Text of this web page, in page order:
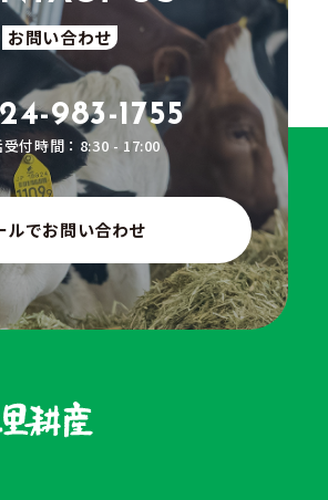
お問い合わせ
983-1755
受付時間：8:30 - 17:00
ルでお問い合わせ